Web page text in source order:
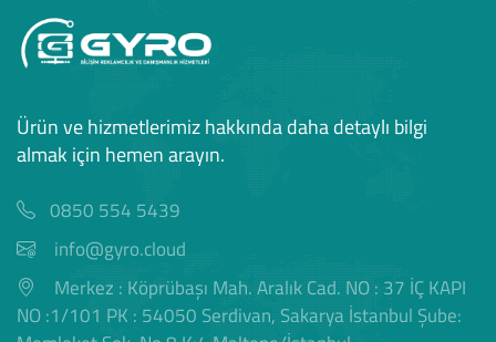
Ürün ve hizmetlerimiz hakkında daha detaylı bilgi
almak için hemen arayın.
0850 554 5439
info@gyro.cloud
Merkez : Köprübaşı Mah. Aralık Cad. NO : 37 İÇ KAPI
NO :1/101 PK : 54050 Serdivan, Sakarya İstanbul Şube: